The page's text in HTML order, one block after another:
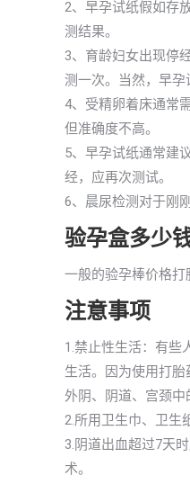
2、早孕试纸假如存
测结果。
3、育龄妇女出现停
测一次。当然，早孕
4、受精卵着床通常
但准确度不高。
5、早孕试纸通常建
经，应再次测试。
6、晨尿检测对于刚
验孕盒多少
一般的验孕棒价格打
注意事项
1.禁止性生活：有些
生活。因为使用打
外阴、阴道、宫颈中
2.所用卫生巾、卫生
3.阴道出血超过7天
术。